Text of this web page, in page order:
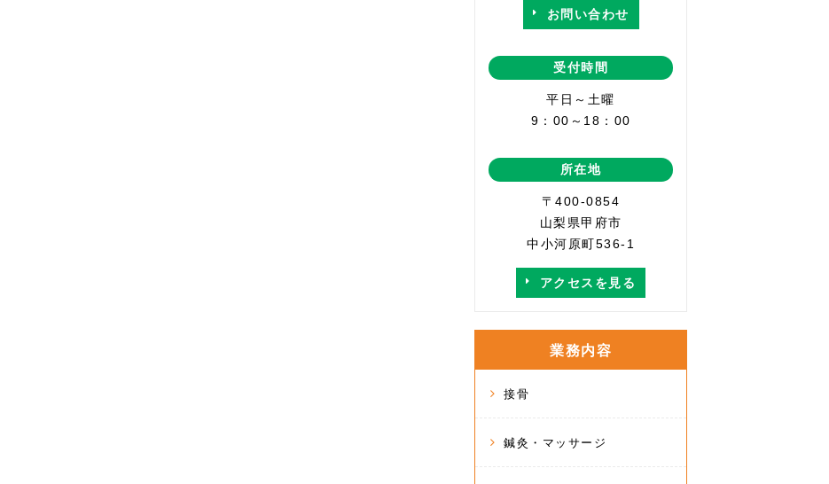
お問い合わせ
受付時間
平日～土曜
9：00～18：00
所在地
〒400-0854
山梨県甲府市
中小河原町536-1
アクセスを見る
業務内容
接骨
鍼灸・マッサージ